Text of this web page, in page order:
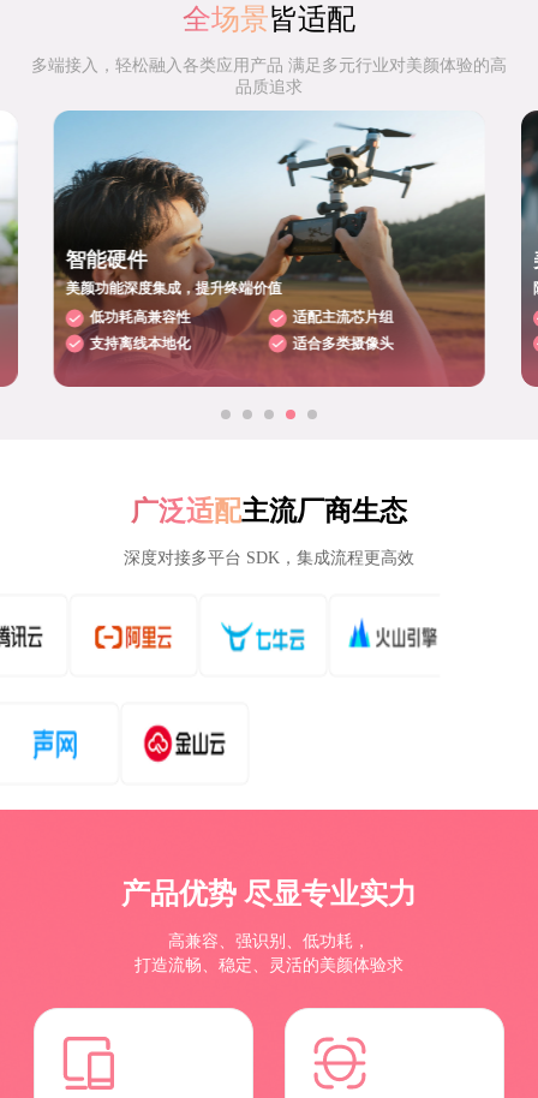
全场景皆适配
多端接入，轻松融入各类应用产品 满足多元行业对美颜体验的高
品质追求
智能硬件
美颜功能深度集成，提升终端价值
低功耗高兼容性
适配主流芯片组
支持离线本地化
适合多类摄像头
广泛适配主流厂商生态
深度对接多平台 SDK，集成流程更高效
产品优势 尽显专业实力
高兼容、强识别、低功耗，
打造流畅、稳定、灵活的美颜体验求